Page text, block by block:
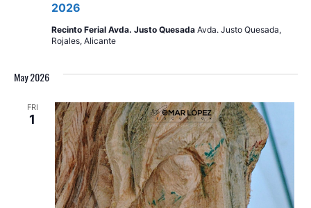
2026
Recinto Ferial Avda. Justo Quesada Avda. Justo Quesada,
Rojales, Alicante
May 2026
FRI
1